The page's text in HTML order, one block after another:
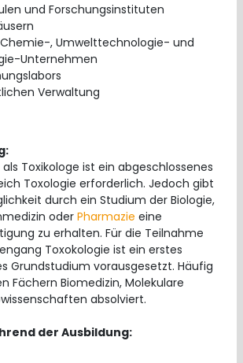
und Forschungsinstituten
, Umwelttechnologie- und
Unternehmen
Verwaltung
Toxikologe ist ein abgeschlossenes
Toxologie erforderlich. Jedoch gibt
durch ein Studium der Biologie,
oder Pharmazie eine
zu erhalten. Für die Teilnahme
Toxokologie ist ein erstes
Grundstudium vorausgesetzt. Häufig
Fächern Biomedizin, Molekulare
absolviert.
der Ausbildung: